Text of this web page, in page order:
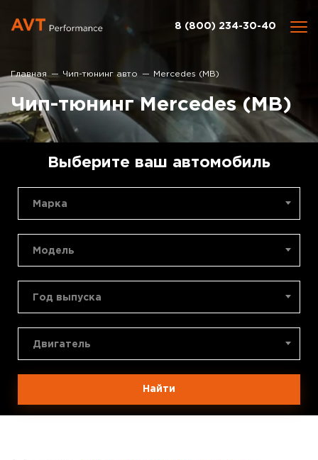
8 (800) 234-30-40
Главная Чип-тюнинг авто Mercedes (MB)
Чип-тюнинг Mercedes (MB)
Выберите ваш автомобиль
Марка
Модель
Год выпуска
Двигатель
Найти